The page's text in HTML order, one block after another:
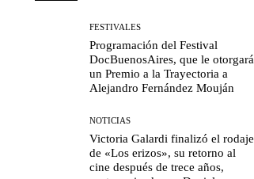
FESTIVALES
Programación del Festival
DocBuenosAires, que le otorgará
un Premio a la Trayectoria a
Alejandro Fernández Mouján
NOTICIAS
Victoria Galardi finalizó el rodaje
de «Los erizos», su retorno al
cine después de trece años,